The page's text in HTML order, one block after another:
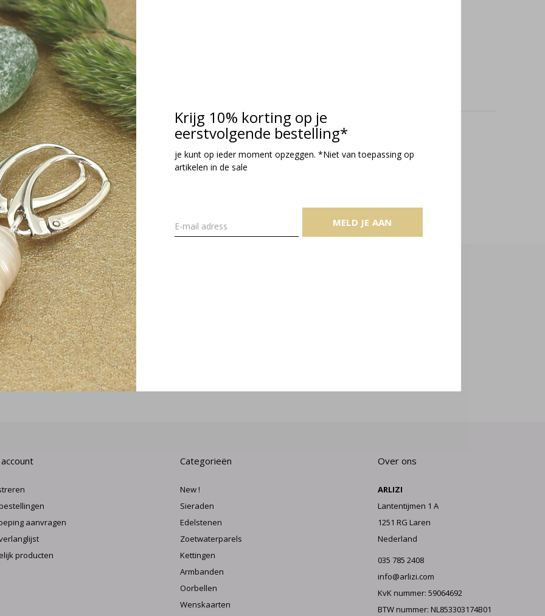
Krijg 10% korting op je
eerstvolgende bestelling*
je kunt op ieder moment opzeggen. *Niet van toepassing op
artikelen in de sale
MELD JE AAN
wit howliet 925 zilver - 2111
btw
Meld je aan voor onze nieuwsbrief
Ontvang de nieuwste aanbiedingen en promoties
aanvragen
producten
Categorieën
New !
Sieraden
Edelstenen
Zoetwaterparels
Kettingen
Armbanden
Oorbellen
Wenskaarten
Over ons
ARLIZI
Lantentijmen 1 A
1251 RG Laren
Nederland
035 785 2408
info@arlizi.com
KvK nummer: 59064692
BTW nummer: NL853303174B01